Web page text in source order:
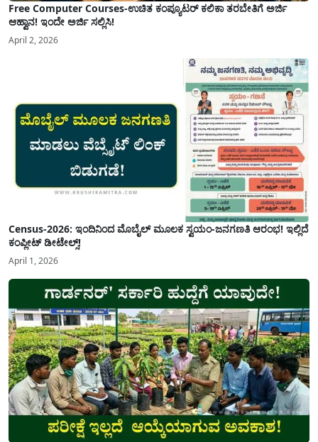
Free Computer Courses-ಉಚಿತ ಕಂಪ್ಯೂಟರ್ ಕಲಿಕಾ ತರಬೇತಿಗೆ ಅರ್ಜಿ
ಆಹ್ವಾನ! ಇಂದೇ ಅರ್ಜಿ ಸಲ್ಲಿಸಿ!
April 2, 2026
Census-2026: ಇಂದಿನಿಂದ ಮೊಬೈಲ್ ಮೂಲಕ ಸ್ವಯಂ-ಜನಗಣತಿ ಆರಂಭ! ಇಲ್ಲಿದೆ
ಕಂಪ್ಲೀಟ್ ಡೀಟೇಲ್ಸ್!
April 1, 2026